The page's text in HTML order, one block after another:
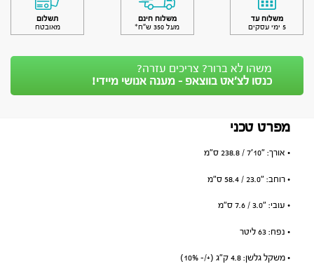
משלוח עד
5 ימי עסקים
משלוח חינם
מעל 350 ש״ח*
תשלום
מאובטח
משהו לא ברור? צריכים עזרה?
כנסו לצ’אט בווצאפ - מענה אנושי מיידי!
מפרט טכני
• אורך: ״10׳7 / 238.8 ס״מ
• רוחב: ״23.0 / 58.4 ס״מ
• עובי: ״3.0 / 7.6 ס״מ
• נפח: 63 ליטר
• משקל גלשן: 4.8 ק״ג (+/- 10%)